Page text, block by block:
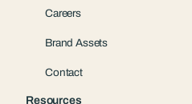
Careers
Brand Assets
Contact
Resources